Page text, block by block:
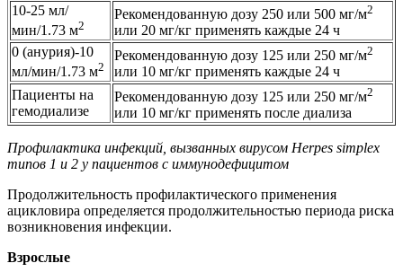
10-25 мл/
мин/1.73 м2
Рекомендованную дозу 250 или 500 мг/м2
или 20 мг/кг применять каждые 24 ч
0 (анурия)-10
мл/мин/1.73 м2
Рекомендованную дозу 125 или 250 мг/м2
или 10 мг/кг применять каждые 24 ч
Пациенты на
гемодиализе
Рекомендованную дозу 125 или 250 мг/м2
или 10 мг/кг применять после диализа
Профилактика инфекций, вызванных вирусом Herpes simplex
типов 1 и 2 у пациентов с иммунодефицитом
Продолжительность профилактического применения
ацикловира определяется продолжительностью периода риска
возникновения инфекции.
Взрослые